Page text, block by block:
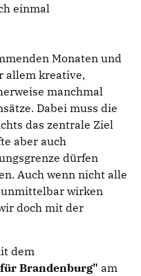
einmal
Monaten und
allem kreative,
manchmal
Dabei muss die
das zentrale Ziel
aber auch
dürfen
Auch wenn nicht alle
wirken
doch mit der
dem
Brandenburg" am